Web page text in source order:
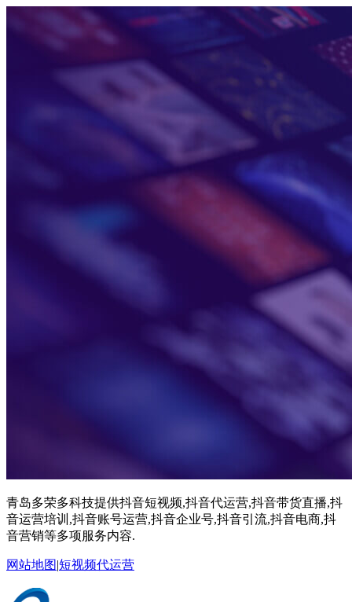
青岛多荣多科技提供抖音短视频,抖音代运营,抖音带货直播,抖
音运营培训,抖音账号运营,抖音企业号,抖音引流,抖音电商,抖
音营销等多项服务内容.
网站地图|短视频代运营